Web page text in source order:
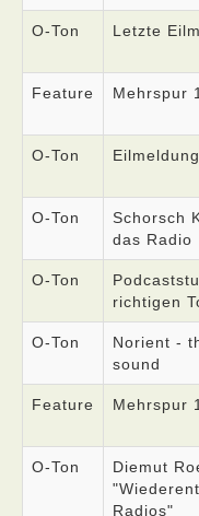
O-Ton Letzte
Feature Mehrspur
O-Ton
O-Ton
Schorsch
das Radio
O-Ton
richtigen
O-Ton
Norient -
sound
Feature Mehrspur
O-Ton
Diemut
Radios"